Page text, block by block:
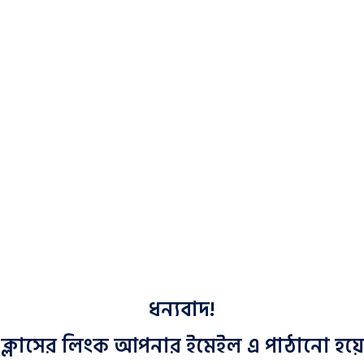
ধন্যবাদ!
ক্লাসের লিংক আপনার ইমেইল এ পাঠানো